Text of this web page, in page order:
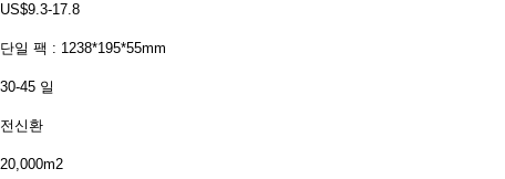
US$9.3-17.8
단일 팩 : 1238*195*55mm
30-45 일
전신환
20,000m2